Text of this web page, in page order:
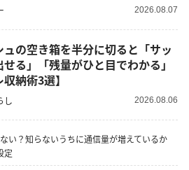
2026.08.07
ュの空き箱を半分に切ると「サッ
せる」「残量がひと目でわかる」
収納術3選】
し 2026.08.06
い？知らないうちに通信量が増えているか
定